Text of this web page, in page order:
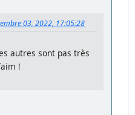
03, 2022, 17:05:28
autres sont pas très
!